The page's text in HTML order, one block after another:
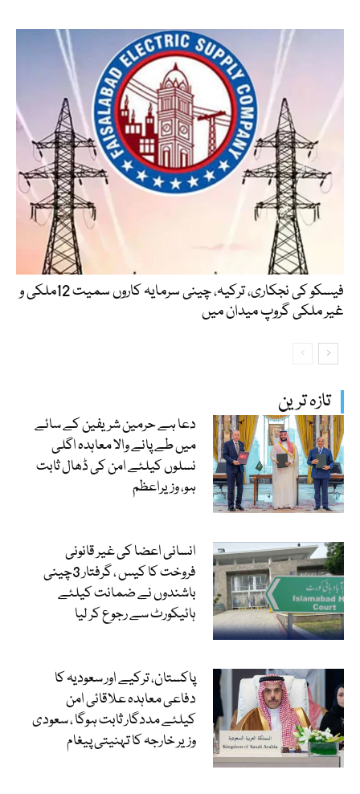
تازہ ترین
دعا ہے حرمین شریفین کے سائے
میں طے پانے والا معاہدہ اگلی
نسلوں کیلئے امن کی ڈھال ثابت
ہو، وزیراعظم
انسانی اعضا کی غیر قانونی
فروخت کا کیس ، گرفتار 3چینی
باشندوں نے ضمانت کیلئے
ہائیکورٹ سے رجوع کر لیا
پاکستان، ترکیے اور سعودیہ کا
دفاعی معاہدہ علاقائی امن
کیلئے مددگار ثابت ہوگا ، سعودی
وزیر خارجہ کا تہنیتی پیغام
فیسکو کی نجکاری، ترکیہ، چینی سرمایہ کاروں سمیت 12ملکی و
غیر ملکی گروپ میدان میں